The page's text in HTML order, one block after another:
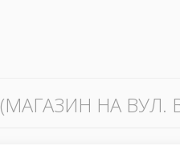
(МАГАЗИН НА ВУЛ.